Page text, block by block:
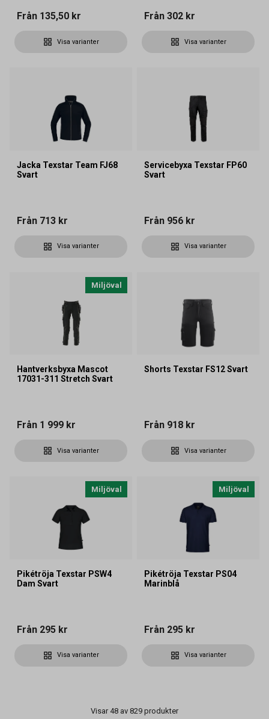
Från 135,50 kr
Visa varianter
Från 302 kr
Visa varianter
Jacka Texstar Team FJ68
Svart
Från 713 kr
Visa varianter
Servicebyxa Texstar FP60
Svart
Från 956 kr
Visa varianter
Miljöval
Hantverksbyxa Mascot
17031-311 Stretch Svart
Från 1 999 kr
Visa varianter
Shorts Texstar FS12 Svart
Från 918 kr
Visa varianter
Miljöval
Pikétröja Texstar PSW4
Dam Svart
Från 295 kr
Visa varianter
Miljöval
Pikétröja Texstar PS04
Marinblå
Från 295 kr
Visa varianter
Visar 48 av 829 produkter